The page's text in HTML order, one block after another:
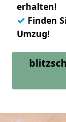
erhalten!
✓ Finden
Umzug!